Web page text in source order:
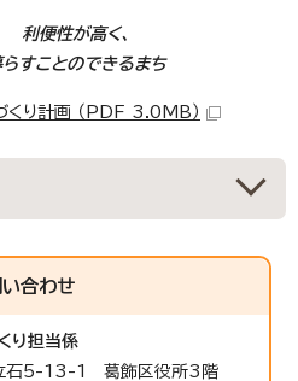
高く、
とのできるまち
り計画 （PDF 3.0MB）
合わせ
り担当係
5-13-1 葛飾区役所3階